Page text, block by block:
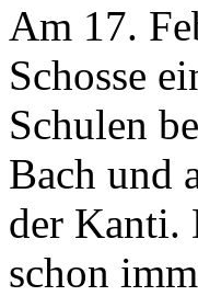
Am 17.
Schosse
Schulen
Bach und
der Kanti.
schon